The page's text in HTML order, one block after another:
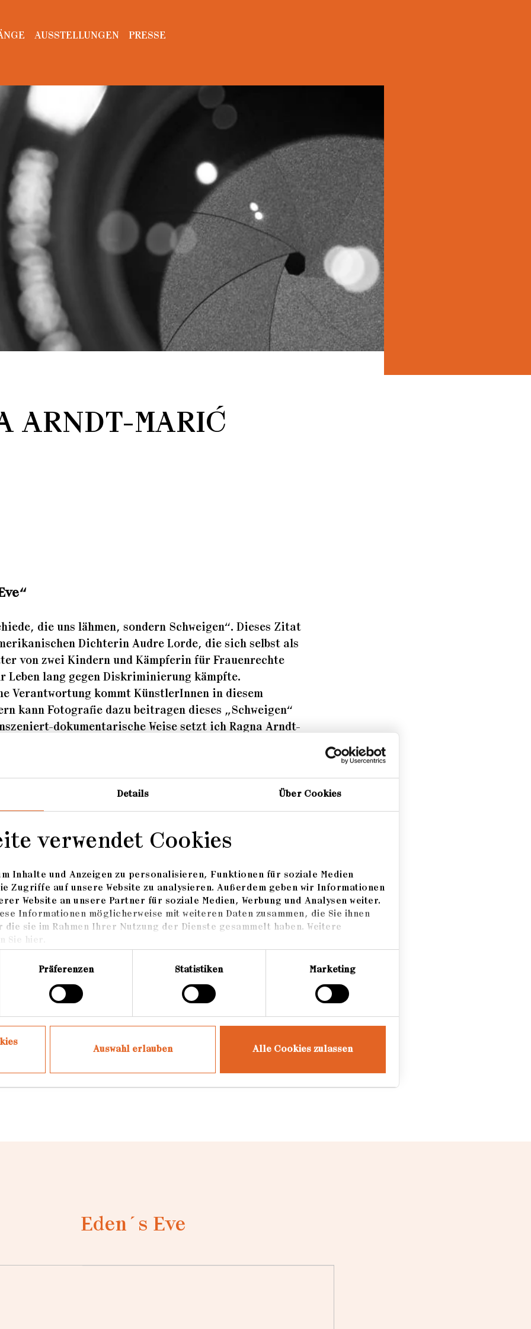
Details Über Cookies
verwendet Cookies
Inhalte und Anzeigen zu personalisieren, Funktionen für soziale Medien
Zugriffe auf unsere Website zu analysieren. Außerdem geben wir Informationen
Website an unsere Partner für soziale Medien, Werbung und Analysen weiter.
Informationen möglicherweise mit weiteren Daten zusammen, die Sie ihnen
sie im Rahmen Ihrer Nutzung der Dienste gesammelt haben. Weitere
Sie hier.
Präferenzen Statistiken Marketing
Auswahl erlauben Alle Cookies zulassen
AUSSTELLUNGEN PRESSE
ARNDT-MARIĆ
die uns lähmen, sondern Schweigen“. Dieses Zitat
Dichterin Audre Lorde, die sich selbst als
von zwei Kindern und Kämpferin für Frauenrechte
Leben lang gegen Diskriminierung kämpfte.
Verantwortung kommt KünstlerInnen in diesem
kann Fotografie dazu beitragen dieses „Schweigen“
dokumentarische Weise setzt ich Ragna Arndt-
Ungerechtigkeiten wie dem Patriarchat und
Der Dialog zwischen ihr als Fotografin und den
hierbei ein wichtiger Bestandteil im partizipativen
Bilder. Audre Lorde zufolge ist es gerade die
unterschiedlicher Stärken, die zu einem
Photo Award, Shortlist Beste Arbeit eines aufstrebenden
Eden´s Eve